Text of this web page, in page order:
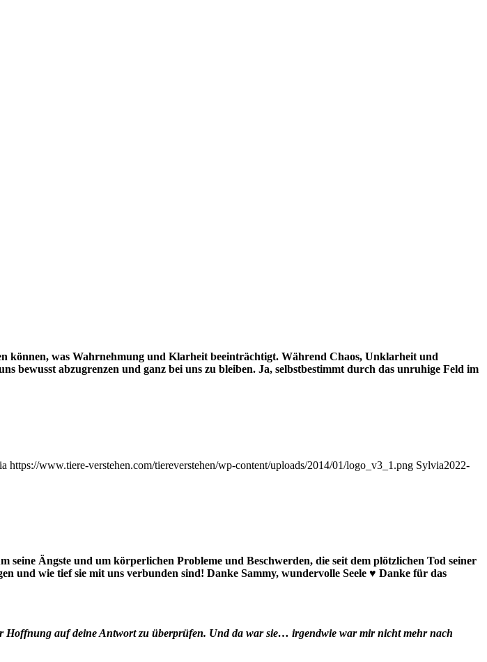
können, was Wahrnehmung und Klarheit beeinträchtigt. Während Chaos, Unklarheit und
bewusst abzugrenzen und ganz bei uns zu bleiben. Ja, selbstbestimmt durch das unruhige Feld im
https://www.tiere-verstehen.com/tiereverstehen/wp-content/uploads/2014/01/logo_v3_1.png Sylvia2022-
Ängste und um körperlichen Probleme und Beschwerden, die seit dem plötzlichen Tod seiner
und wie tief sie mit uns verbunden sind! Danke Sammy, wundervolle Seele ♥ Danke für das
Hoffnung auf deine Antwort zu überprüfen. Und da war sie… irgendwie war mir nicht mehr nach